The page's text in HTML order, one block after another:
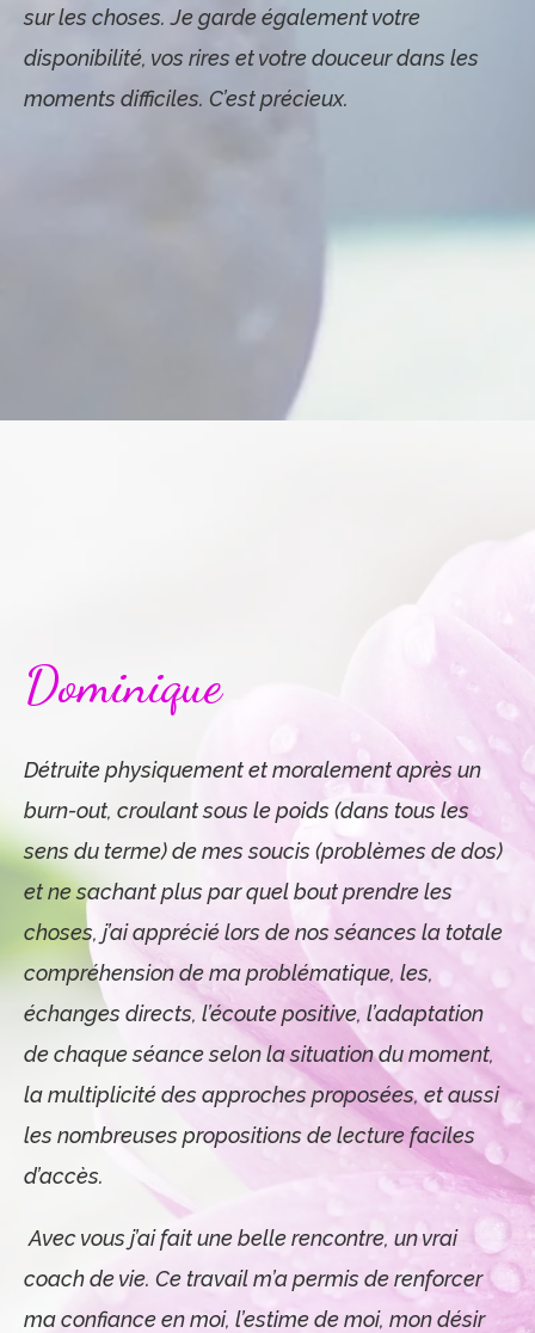
sur les choses.Je garde également votre
disponibilité, vos rires et votre douceur dans les
moments difficiles. C’est précieux.
Dominique
Détruite physiquement et moralement après un
burn-out, croulant sous le poids (dans tous les
sens du terme)de mes soucis (problèmes de dos)
et ne sachant plus par quel bout prendre les
choses, j’ai apprécié lors de nos séances la totale
compréhension de ma problématique, les,
échanges directs, l’écoute positive, l’adaptation
de chaque séance selon la situation du moment,
la multiplicité des approches proposées, et aussi
les nombreuses propositions de lecture faciles
d’accès.
Avec vous j’ai fait une belle rencontre, un vrai
coach de vie. Ce travail m’a permis de renforcer
ma confiance en moi, l’estime de moi, mon désir